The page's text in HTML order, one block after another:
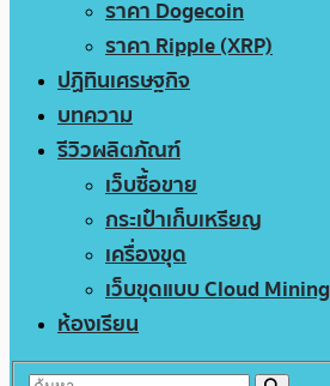
ราคา Dogecoin
ราคา Ripple (XRP)
ปฏิทินเศรษฐกิจ
บทความ
รีวิวผลิตภัณฑ์
เว็บซื้อขาย
กระเป๋าเก็บเหรียญ
เครื่องขุด
เว็บขุดแบบ Cloud Mining
ห้องเรียน